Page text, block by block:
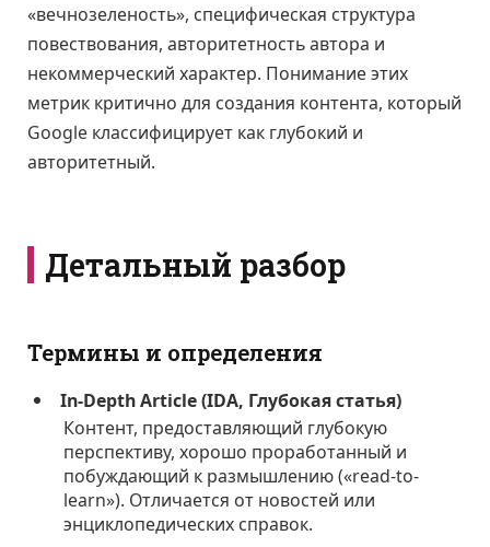
«вечнозеленость», специфическая структура
повествования, авторитетность автора и
некоммерческий характер. Понимание этих
метрик критично для создания контента, который
Google классифицирует как глубокий и
авторитетный.
Детальный разбор
Термины и определения
In-Depth Article (IDA, Глубокая статья)
Контент, предоставляющий глубокую
перспективу, хорошо проработанный и
побуждающий к размышлению («read-to-
learn»). Отличается от новостей или
энциклопедических справок.